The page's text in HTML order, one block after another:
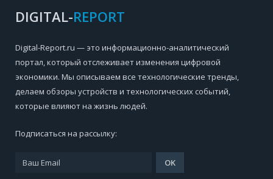
DIGITAL-REPORT
Digital-Report.ru — это информационно-аналитический
портал, который отслеживает изменения цифровой
экономики. Мы описываем все технологические тренды,
делаем обзоры устройств и технологических событий,
которые влияют на жизнь людей.
Подписаться на рассылку: